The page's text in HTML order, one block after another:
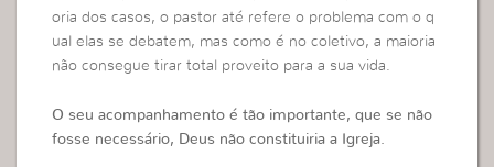
oria dos casos, o pastor até refere o problema com o q
ual elas se debatem, mas como é no coletivo, a maioria
não consegue tirar total proveito para a sua vida.
O seu acompanhamento é tão importante, que se não
fosse necessário, Deus não constituiria a Igreja.